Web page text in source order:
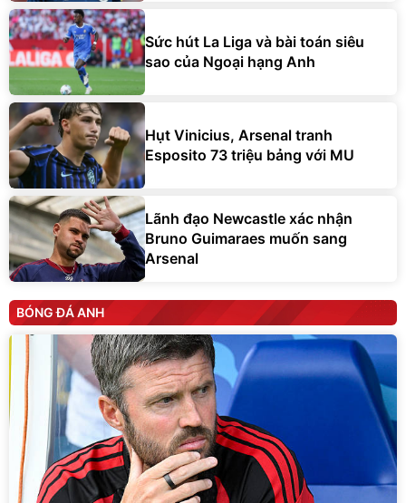
Sức hút La Liga và bài toán siêu
sao của Ngoại hạng Anh
Hụt Vinicius, Arsenal tranh
Esposito 73 triệu bảng với MU
Lãnh đạo Newcastle xác nhận
Bruno Guimaraes muốn sang
Arsenal
BÓNG ĐÁ ANH